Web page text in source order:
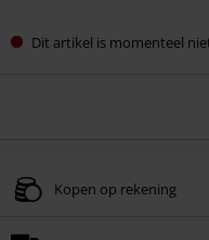
Dit artikel is momenteel
Kopen op rekening